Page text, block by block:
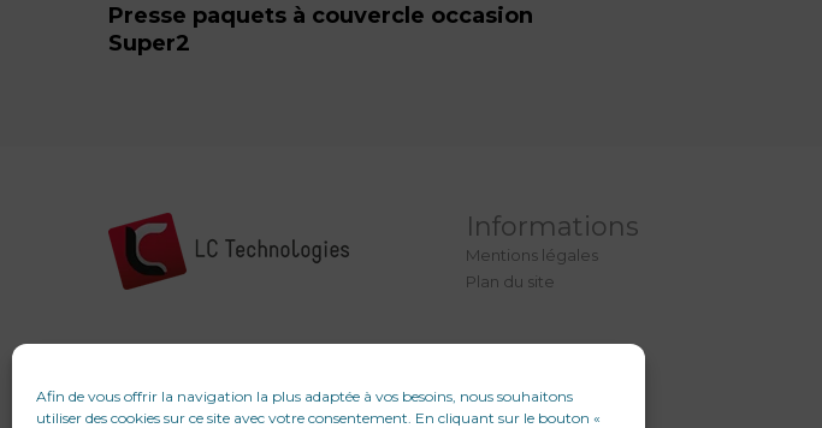
Afin de vous offrir la navigation la plus adaptée à vos besoins, nous souhaitons
utiliser des cookies sur ce site avec votre consentement. En cliquant sur le bouton «
Presse paquets à couvercle occasion
Super2
Informations
Mentions légales
Plan du site